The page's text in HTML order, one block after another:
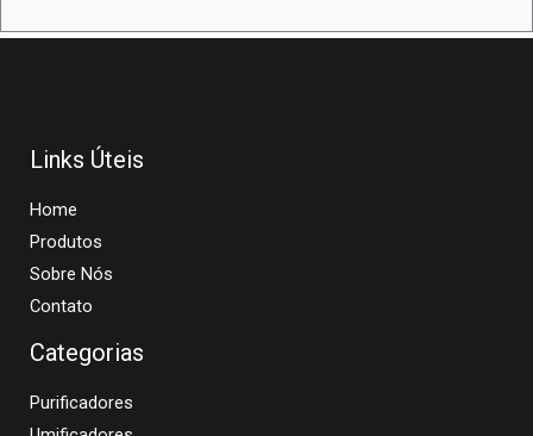
Links Úteis
Home
Produtos
Sobre Nós
Contato
Categorias
Purificadores